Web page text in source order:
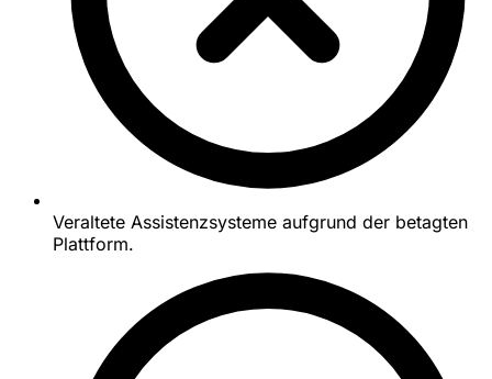
Veraltete Assistenzsysteme aufgrund der betagten
Plattform.